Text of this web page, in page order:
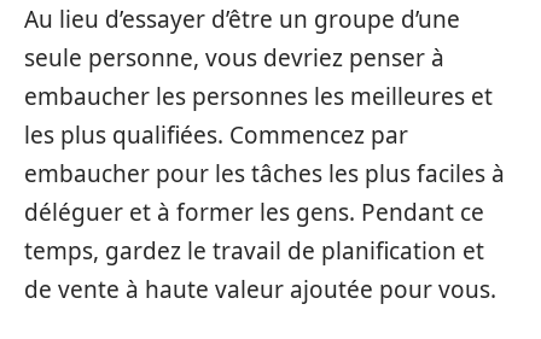
Au lieu d’essayer d’être un groupe d’une
seule personne, vous devriez penser à
embaucher les personnes les meilleures et
les plus qualifiées. Commencez par
embaucher pour les tâches les plus faciles à
déléguer et à former les gens. Pendant ce
temps, gardez le travail de planification et
de vente à haute valeur ajoutée pour vous.